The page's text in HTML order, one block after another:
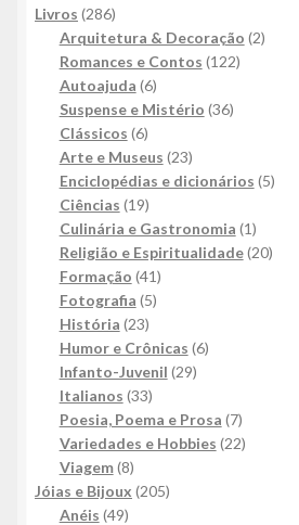
Livros 286286
produtos
Arquitetura & Decoração 22
Romances e Contos 122122
Autoajuda 66
produtos
Suspense e Mistério 3636
Clássicos 66
produtos
Arte e Museus 2323
produtos
Enciclopédias e dicionários 55
Ciências 1919
produtos
Culinária e Gastronomia 11
produto
Religião e Espiritualidade 2020
Formação 4141
produtos
Fotografia 55
História 2323
produtos
Humor e Crônicas 66
Infanto-Juvenil 2929
Italianos 3333
produtos
Poesia, Poema e Prosa 77
produtos
Variedades e Hobbies 2222
Viagem 88
produtos
Jóias e Bijoux 205205
Anéis 4949